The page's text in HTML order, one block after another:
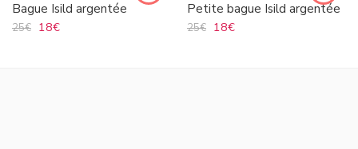
Bague Isild argentée
25€ 18€
Petite bague Isild argentée
25€ 18€